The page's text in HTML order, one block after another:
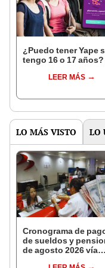
¿Puedo tener Yape
tengo 16 o 17 años?
LEER MÁS
LO MÁS VISTO LO
Cronograma de
de sueldos y
de agosto 2026 vía